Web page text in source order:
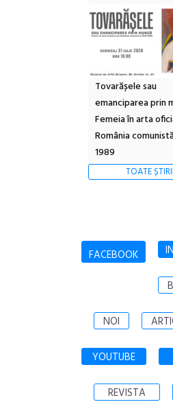
Tovarășele sau
emanciparea prin
Femeia în arta
România
1989
TOATE
FACEBOOK
NOI
YOUTUBE
REVISTA